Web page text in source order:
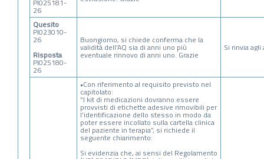
PI025181-
26
Quesito
PI023010-
26
Risposta
PI025180-
26
Buongiorno, si chiede conferma che la
validità dell'AQ sia di anni uno più
eventuale rinnovo di anni uno. Grazie
Si rinvia agli
•Con riferimento al requisito previsto nel
capitolato:
“I kit di medicazioni dovranno essere
provvisti di etichette adesive rimovibili per
l’identificazione dello stesso in modo da
poter essere incollato sulla cartella clinica
del paziente in terapia”, si richiede il
seguente chiarimento:
Si evidenzia che, ai sensi del Regolamento